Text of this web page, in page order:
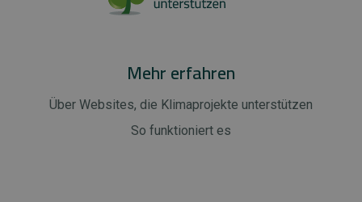
Mehr erfahren
Über Websites, die Klimaprojekte unterstützen
So funktioniert es